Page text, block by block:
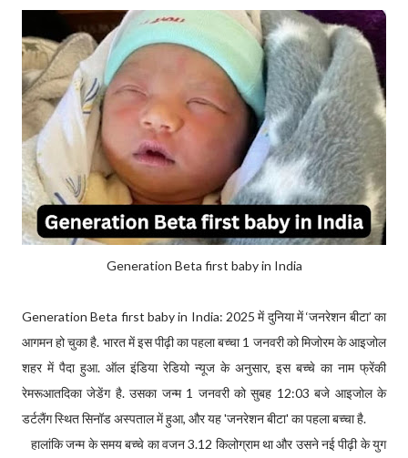
Generation Beta first baby in India
Generation Beta first baby in India: 2025 में दुनिया में ‘जनरेशन बीटा’ का
आगमन हो चुका है. भारत में इस पीढ़ी का पहला बच्चा 1 जनवरी को मिजोरम के आइजोल
शहर में पैदा हुआ. ऑल इंडिया रेडियो न्यूज के अनुसार, इस बच्चे का नाम फ्रेंकी
रेमरूआतदिका जेडेंग है. उसका जन्म 1 जनवरी को सुबह 12:03 बजे आइजोल के
डर्टलैंग स्थित सिनॉड अस्पताल में हुआ, और यह 'जनरेशन बीटा' का पहला बच्चा है.
हालांकि जन्म के समय बच्चे का वजन 3.12 किलोग्राम था और उसने नई पीढ़ी के युग